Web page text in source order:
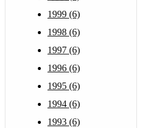
1999 (6)
1998 (6)
1997 (6)
1996 (6)
1995 (6)
1994 (6)
1993 (6)